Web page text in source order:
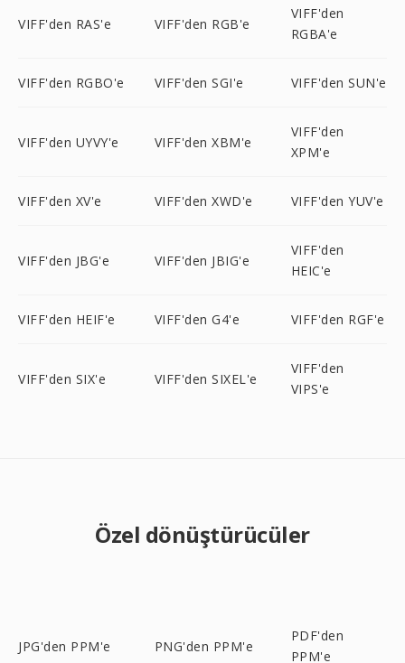
VIFF'den RAS'e VIFF'den RGB'e
VIFF'den
RGBA'e
VIFF'den RGBO'e VIFF'den SGI'e VIFF'den SUN'e
VIFF'den UYVY'e VIFF'den XBM'e
VIFF'den
XPM'e
VIFF'den XV'e VIFF'den XWD'e VIFF'den YUV'e
VIFF'den JBG'e VIFF'den JBIG'e
VIFF'den
HEIC'e
VIFF'den HEIF'e VIFF'den G4'e VIFF'den RGF'e
VIFF'den SIX'e VIFF'den SIXEL'e
VIFF'den
VIPS'e
Özel dönüştürücüler
JPG'den PPM'e PNG'den PPM'e
PDF'den
PPM'e